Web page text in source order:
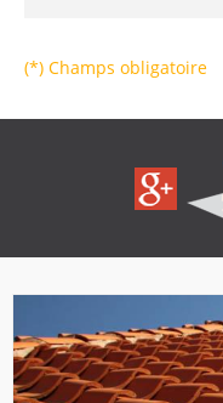
(*) Champs obligatoire